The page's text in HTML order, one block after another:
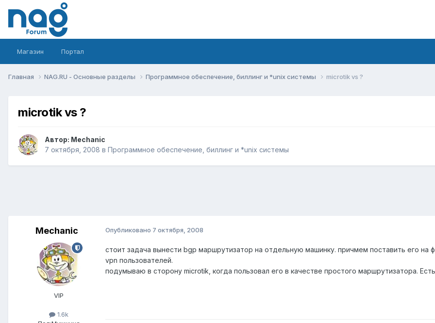
Магазин Портал
Главная NAG.RU - Основные разделы Программное обеспечение, биллинг и *unix системы microtik vs ?
microtik vs ?
Автор: Mechanic
7 октября, 2008 в Программное обеспечение, биллинг и *unix системы
Mechanic
VIP
1.6k
Опубликовано 7 октября, 2008
стоит задача вынести bgp маршрутизатор на отдельную машинку. причмем поставить его на
vpn пользователей.
подумываю в сторону microtik, когда пользовал его в качестве простого маршрутизатора.